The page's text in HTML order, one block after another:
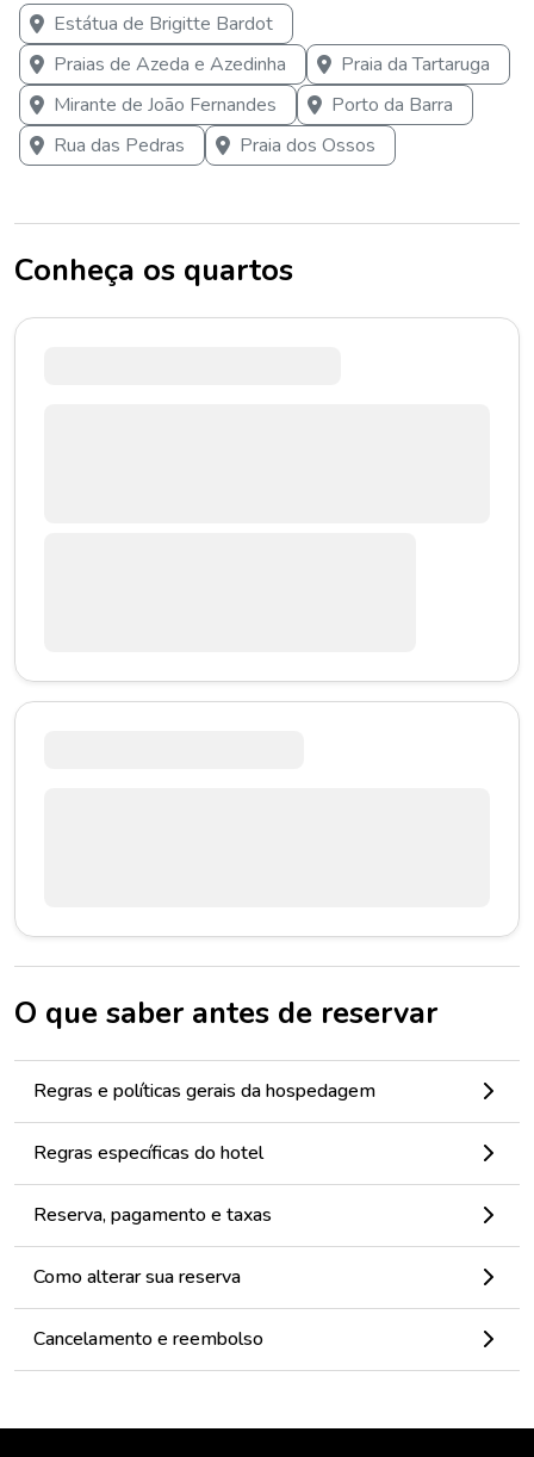
Estátua de Brigitte Bardot
Praias de Azeda e Azedinha
Praia da Tartaruga
Mirante de João Fernandes
Porto da Barra
Rua das Pedras
Praia dos Ossos
Conheça os quartos
O que saber antes de reservar
Regras e políticas gerais da hospedagem
Regras específicas do hotel
Reserva, pagamento e taxas
Como alterar sua reserva
Cancelamento e reembolso